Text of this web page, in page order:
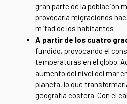
gran parte de la población
provocaría migraciones
mitad de los habitantes
A partir de los cuatro
fundido, provocando el
temperaturas en el globo.
aumento del nivel del mar
planeta, lo que
geografía costera. Con el